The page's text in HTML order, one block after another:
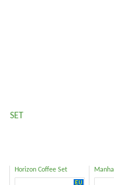
SET
Horizon Coffee Set